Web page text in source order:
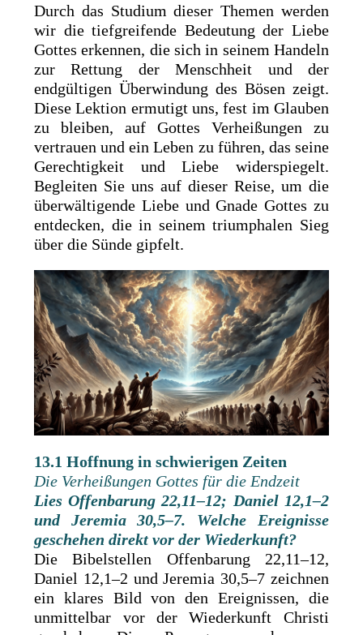
Durch das Studium dieser Themen werden
wir die tiefgreifende Bedeutung der Liebe
Gottes erkennen, die sich in seinem Handeln
zur Rettung der Menschheit und der
endgültigen Überwindung des Bösen zeigt.
Diese Lektion ermutigt uns, fest im Glauben
zu bleiben, auf Gottes Verheißungen zu
vertrauen und ein Leben zu führen, das seine
Gerechtigkeit und Liebe widerspiegelt.
Begleiten Sie uns auf dieser Reise, um die
überwältigende Liebe und Gnade Gottes zu
entdecken, die in seinem triumphalen Sieg
über die Sünde gipfelt.
13.1 Hoffnung in schwierigen Zeiten
Die Verheißungen Gottes für die Endzeit
Lies Offenbarung 22,11–12; Daniel 12,1–2
und Jeremia 30,5–7. Welche Ereignisse
geschehen direkt vor der Wiederkunft?
Die Bibelstellen Offenbarung 22,11–12,
Daniel 12,1–2 und Jeremia 30,5–7 zeichnen
ein klares Bild von den Ereignissen, die
unmittelbar vor der Wiederkunft Christi